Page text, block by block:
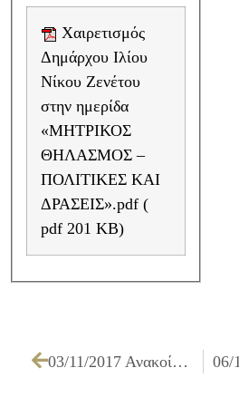
Δημάρχου Ιλίου
Νίκου Ζενέτου
στην ημερίδα
«ΜΗΤΡΙΚΟΣ
ΘΗΛΑΣΜΟΣ –
ΠΟΛΙΤΙΚΕΣ ΚΑΙ
ΔΡΑΣΕΙΣ».pdf (
pdf 201 KB)
03/11/2017 Ανακοίνωση 48402/03-11-2017